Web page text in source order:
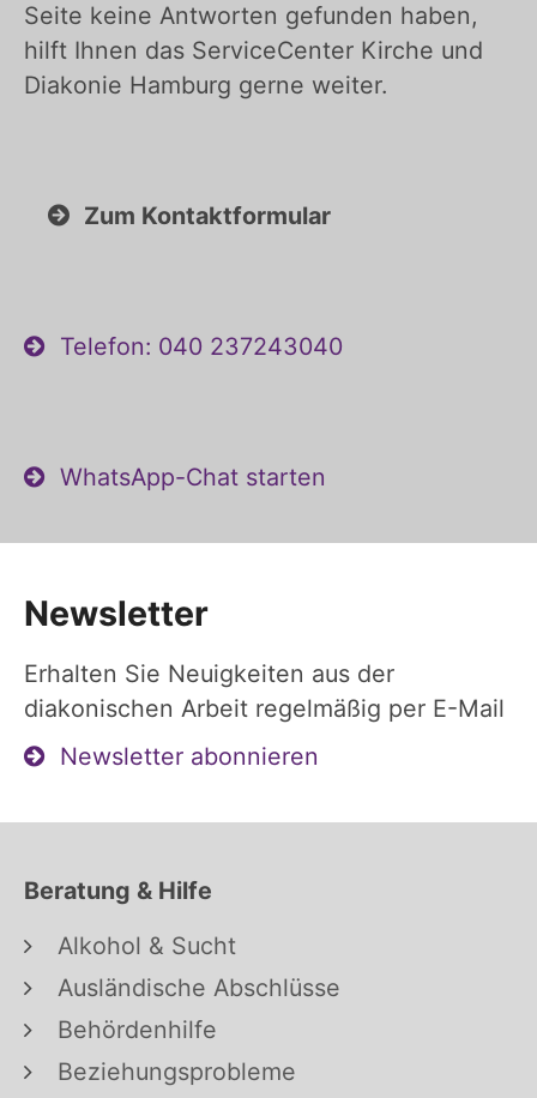
Seite keine Antworten gefunden haben,
hilft Ihnen das ServiceCenter Kirche und
Diakonie Hamburg gerne weiter.
Zum Kontaktformular
Telefon: 040 237243040
WhatsApp-Chat starten
Newsletter
Erhalten Sie Neuigkeiten aus der
diakonischen Arbeit regelmäßig per E-Mail
Newsletter abonnieren
Beratung & Hilfe
Alkohol & Sucht
Ausländische Abschlüsse
Behördenhilfe
Beziehungsprobleme